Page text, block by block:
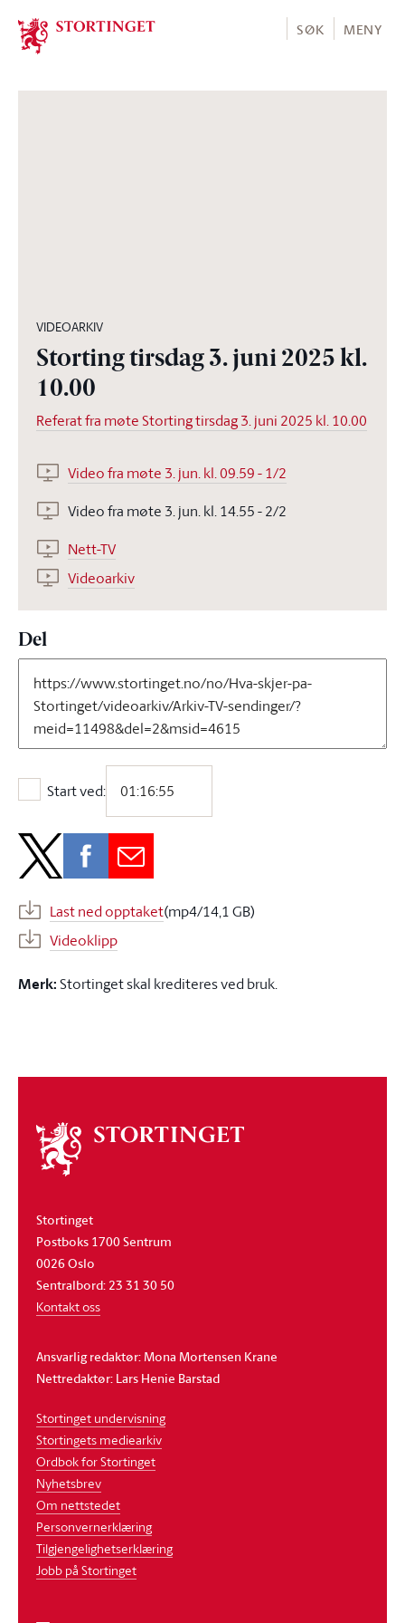
Stortinget.no
SØK MENY
VIDEOARKIV
Storting tirsdag 3. juni 2025 kl.
10.00
Referat fra møte Storting tirsdag 3. juni 2025 kl. 10.00
Video fra møte 3. jun. kl. 09.59 - 1/2
Video fra møte 3. jun. kl. 14.55 - 2/2
Nett-TV
Videoarkiv
Del
Start ved:
Start ved:
Last ned opptaket(mp4/14,1 GB)
Videoklipp
Merk:Stortinget skal krediteres ved bruk.
Om
stortinget
Stortinget
Postboks 1700 Sentrum
0026 Oslo
Sentralbord: 23 31 30 50
Kontakt oss
Ansvarlig redaktør: Mona Mortensen Krane
Nettredaktør: Lars Henie Barstad
Stortinget undervisning
Stortingets mediearkiv
Ordbok for Stortinget
Nyhetsbrev
Om nettstedet
Personvernerklæring
Tilgjengelighetserklæring
Jobb på Stortinget